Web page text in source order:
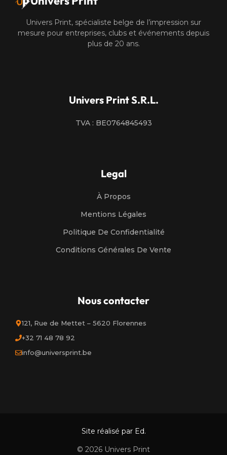
Univers Print, spécialiste belge de l’impression sur
mesure pour entreprises, clubs et événements depuis
plus de 20 ans.
Univers Print S.R.L.
TVA : BE0764845493
Legal
À Propos
Mentions Légales
Politique De Confidentialité
Conditions Générales De Vente
Nous contacter
121, Rue de Mettet – 5620 Florennes
+32 71 48 78 92
info@universprint.be
Site réalisé par Ed.
© 2026 Univers Print